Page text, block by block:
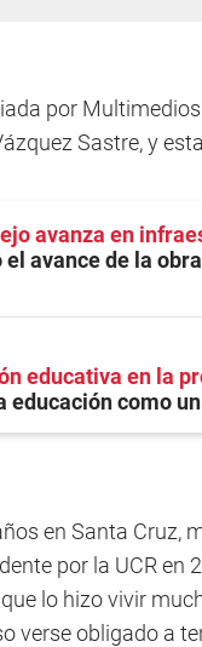
por
Sastre, y
avanza en
avance de la
educativa en la
educación como
en Santa Cruz,
por la UCR en
lo hizo vivir
verse obligado a